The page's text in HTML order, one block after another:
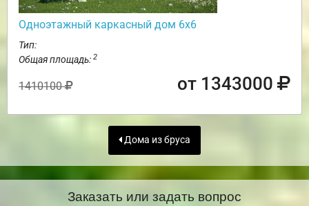
Одноэтажный каркасный дом 6х6
Тип:
Общая площадь: 2
1410100 от 1343000
Дома из бруса
Заказать или задать вопрос